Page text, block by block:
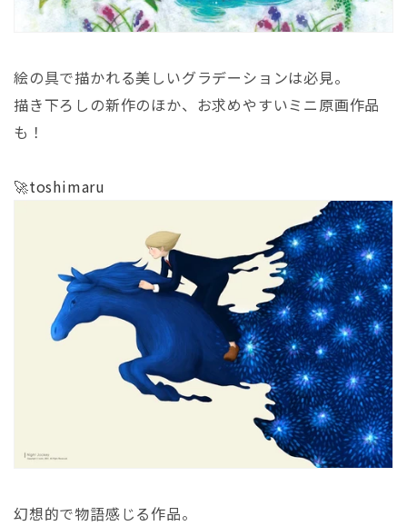
絵の具で描かれる美しいグラデーションは必見。
描き下ろしの新作のほか、お求めやすいミニ原画作品
も！
🚀toshimaru
幻想的で物語感じる作品。